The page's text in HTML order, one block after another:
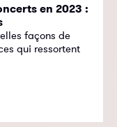
en 2023 :
façons de
qui ressortent